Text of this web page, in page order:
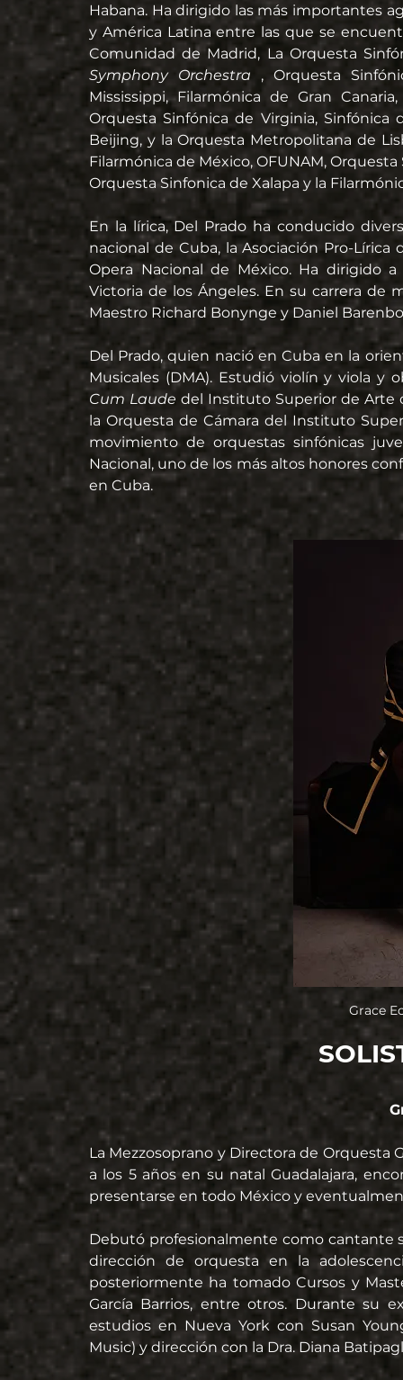
Habana. Ha dirigido las más importantes
y América Latina entre las que se
Comunidad de Madrid, La Orquesta
Symphony Orchestra , Orquesta
Mississippi, Filarmónica de Gran
Orquesta Sinfónica de Virginia,
Beijing, y la Orquesta Metropolitana de
Filarmónica de México, OFUNAM,
Orquesta Sinfonica de Xalapa y la
En la lírica, Del Prado ha conducido
nacional de Cuba, la Asociación Pro-Lírica
Opera Nacional de México. Ha dirigido
Victoria de los Ángeles. En su carrera de
Maestro Richard Bonynge y Daniel
Del Prado, quien nació en Cuba en la
Musicales (DMA). Estudió violín y viola
Cum Laude del Instituto Superior de Arte
la Orquesta de Cámara del Instituto
movimiento de orquestas sinfónicas
Nacional, uno de los más altos honores
en Cuba.
Grace
La Mezzosoprano y Directora de Orquesta
a los 5 años en su natal Guadalajara,
presentarse en todo México y
Debutó profesionalmente como cantante
dirección de orquesta en la
posteriormente ha tomado Cursos y
García Barrios, entre otros. Durante su
estudios en Nueva York con Susan
Music) y dirección con la Dra. Diana